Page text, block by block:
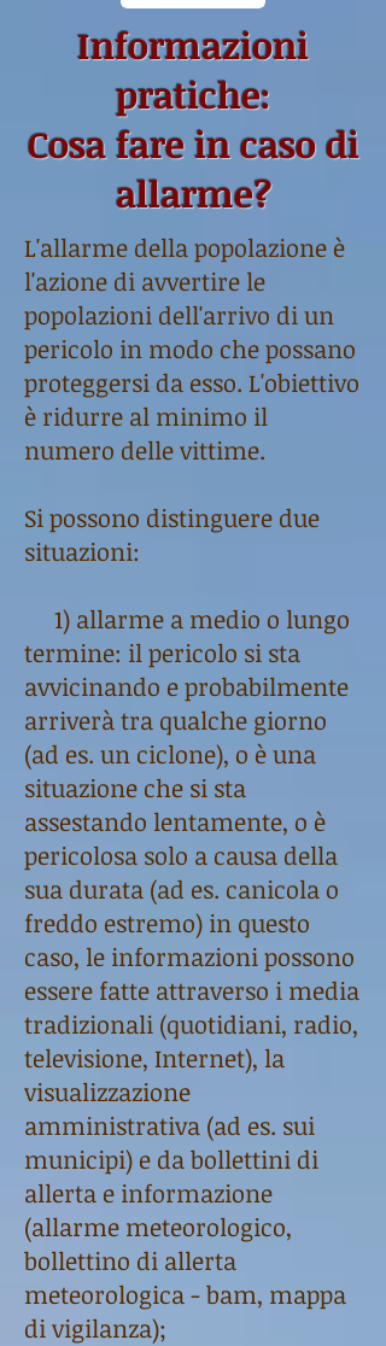
Informazioni
pratiche:
Cosa fare in caso di
allarme?
L'allarme della popolazione è
l'azione di avvertire le
popolazioni dell'arrivo di un
pericolo in modo che possano
proteggersi da esso. L'obiettivo
è ridurre al minimo il
numero delle vittime.
Si possono distinguere due
situazioni:
1) allarme a medio o lungo
termine: il pericolo si sta
avvicinando e probabilmente
arriverà tra qualche giorno
(ad es. un ciclone), o è una
situazione che si sta
assestando lentamente, o è
pericolosa solo a causa della
sua durata (ad es. canicola o
freddo estremo) in questo
caso, le informazioni possono
essere fatte attraverso i media
tradizionali (quotidiani, radio,
televisione, Internet), la
visualizzazione
amministrativa (ad es. sui
municipi) e da bollettini di
allerta e informazione
(allarme meteorologico,
bollettino di allerta
meteorologica - bam, mappa
di vigilanza);